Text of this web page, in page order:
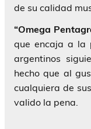
de su calidad
“Omega
que encaja a la
argentinos
hecho que al
cualquiera de
valido la pena.